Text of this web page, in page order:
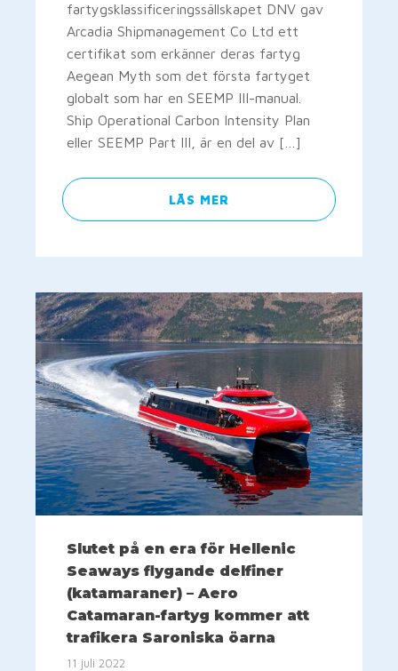
fartygsklassificeringssällskapet DNV gav
Arcadia Shipmanagement Co Ltd ett
certifikat som erkänner deras fartyg
Aegean Myth som det första fartyget
globalt som har en SEEMP III-manual.
Ship Operational Carbon Intensity Plan
eller SEEMP Part III, är en del av […]
LÄS MER
Slutet på en era för Hellenic
Seaways flygande delfiner
(katamaraner) – Aero
Catamaran-fartyg kommer att
trafikera Saroniska öarna
11 juli 2022